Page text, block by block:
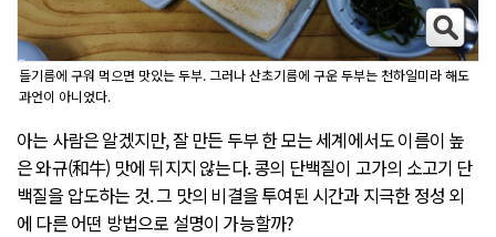
들기름에 구워 먹으면 맛있는 두부. 그러나 산초기름에 구운 두부는 천하일미라 해도
과언이 아니었다.
아는 사람은 알겠지만, 잘 만든 두부 한 모는 세계에서도 이름이 높
은 와규(和牛) 맛에 뒤지지 않는다. 콩의 단백질이 고가의 소고기 단
백질을 압도하는 것. 그 맛의 비결을 투여된 시간과 지극한 정성 외
에 다른 어떤 방법으로 설명이 가능할까?